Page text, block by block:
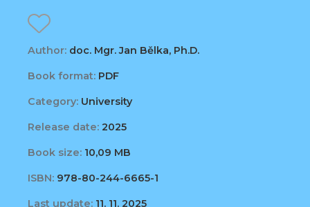
Author: doc. Mgr. Jan Bělka, Ph.D.
Book format: PDF
Category: University
Release date: 2025
Book size: 10,09 MB
ISBN: 978-80-244-6665-1
Last update: 11. 11. 2025